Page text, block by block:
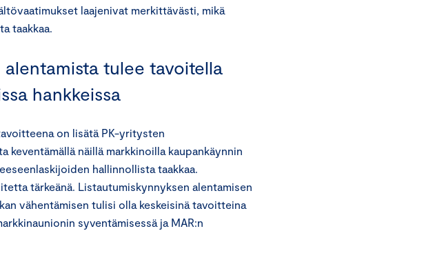
laajenivat merkittävästi, mikä
taakkaa.
tulee tavoitella
hankkeissa
on lisätä PK-yritysten
keventämällä näillä markkinoilla kaupankäynnin
hallinnollista taakkaa.
tärkeänä. Listautumiskynnyksen alentamisen
vähentämisen tulisi olla keskeisinä tavoitteina
syventämisessä ja MAR:n